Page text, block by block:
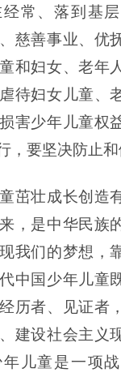
常、落到基
慈善事业、优
和妇女、老年
待妇女儿童、
害少年儿童权
，要坚决防止和
壮成长创造
，是中华民族
我们的梦想，
中国少年儿童
历者、见证者
建设社会主义
儿童是一项